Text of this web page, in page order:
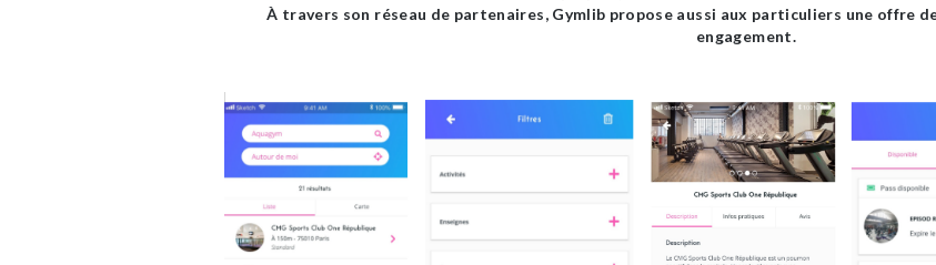
À travers son réseau de partenaires, Gymlib propose aussi aux particuliers une offre
engagement.